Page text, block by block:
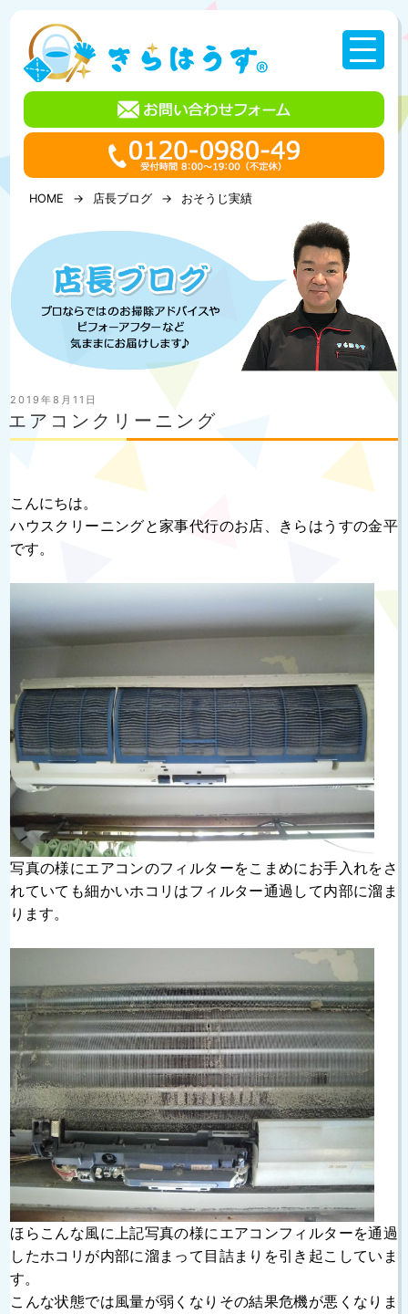
プ
HOME 店長ブログ おそうじ実績
投
日:
2019年8月11日
エアコンクリーニング
こんにちは。
ハウスクリーニングと家事代行のお店、きらはうすの金平
です。
写真の様にエアコンのフィルターをこまめにお手入れをさ
れていても細かいホコリはフィルター通過して内部に溜ま
ります。
ほらこんな風に上記写真の様にエアコンフィルターを通過
したホコリが内部に溜まって目詰まりを引き起こしていま
す。
こんな状態では風量が弱くなりその結果危機が悪くなりま